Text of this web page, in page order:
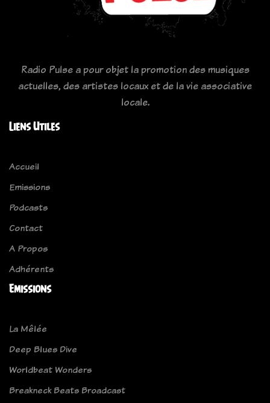
Radio Pulse a pour objet la promotion des musiques
actuelles, des artistes locaux et de la vie associative
locale.
Liens Utiles
Accueil
Emissions
Podcasts
Contact
A Propos
Adhérents
Emissions
La Mêlée
Deep Blues Dive
Worldbeat Wonders
Breakneck Beats Broadcast